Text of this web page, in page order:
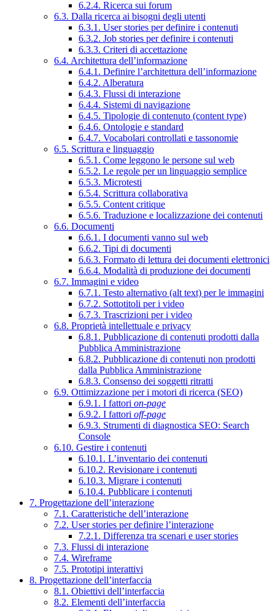
6.2.4. Ricerca sui forum
6.3. Dalla ricerca ai bisogni degli utenti
6.3.1. User stories per definire i contenuti
6.3.2. Job stories per definire i contenuti
6.3.3. Criteri di accettazione
6.4. Architettura dell’informazione
6.4.1. Definire l’architettura dell’informazione
6.4.2. Alberatura
6.4.3. Flussi di interazione
6.4.4. Sistemi di navigazione
6.4.5. Tipologie di contenuto (content type)
6.4.6. Ontologie e standard
6.4.7. Vocabolari controllati e tassonomie
6.5. Scrittura e linguaggio
6.5.1. Come leggono le persone sul web
6.5.2. Le regole per un linguaggio semplice
6.5.3. Microtesti
6.5.4. Scrittura collaborativa
6.5.5. Content critique
6.5.6. Traduzione e localizzazione dei contenuti
6.6. Documenti
6.6.1. I documenti vanno sul web
6.6.2. Tipi di documenti
6.6.3. Formato di lettura dei documenti elettronici
6.6.4. Modalità di produzione dei documenti
6.7. Immagini e video
6.7.1. Testo alternativo (alt text) per le immagini
6.7.2. Sottotitoli per i video
6.7.3. Trascrizioni per i video
6.8. Proprietà intellettuale e privacy
6.8.1. Pubblicazione di contenuti prodotti dalla
Pubblica Amministrazione
6.8.2. Pubblicazione di contenuti non prodotti
dalla Pubblica Amministrazione
6.8.3. Consenso dei soggetti ritratti
6.9. Ottimizzazione per i motori di ricerca (SEO)
6.9.1. I fattori on-page
6.9.2. I fattori off-page
6.9.3. Strumenti di diagnostica SEO: Search
Console
6.10. Gestire i contenuti
6.10.1. L’inventario dei contenuti
6.10.2. Revisionare i contenuti
6.10.3. Migrare i contenuti
6.10.4. Pubblicare i contenuti
7. Progettazione dell’interazione
7.1. Caratteristiche dell’interazione
7.2. User stories per definire l’interazione
7.2.1. Differenza tra scenari e user stories
7.3. Flussi di interazione
7.4. Wireframe
7.5. Prototipi interattivi
8. Progettazione dell’interfaccia
8.1. Obiettivi dell’interfaccia
8.2. Elementi dell’interfaccia